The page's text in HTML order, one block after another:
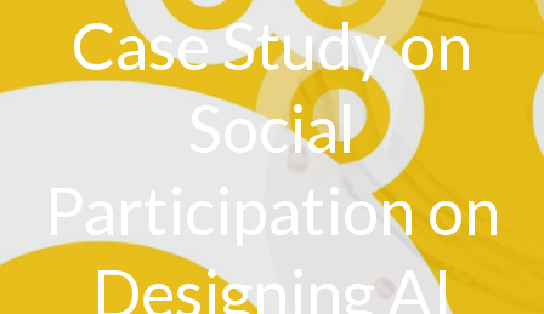
Case Study on
Social
Participation on
Designing AI